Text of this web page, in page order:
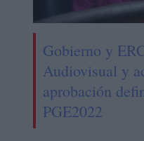
Gobierno y
Audiovisual y
aprobación
PGE2022